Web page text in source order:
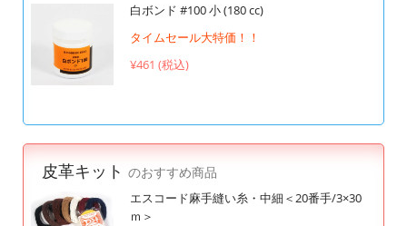
白ボンド #100 小 (180 cc)
タイムセール大特価！！
¥461 (税込)
皮革キット のおすすめ商品
エスコード麻手縫い糸・中細＜20番手/3×30
ｍ＞